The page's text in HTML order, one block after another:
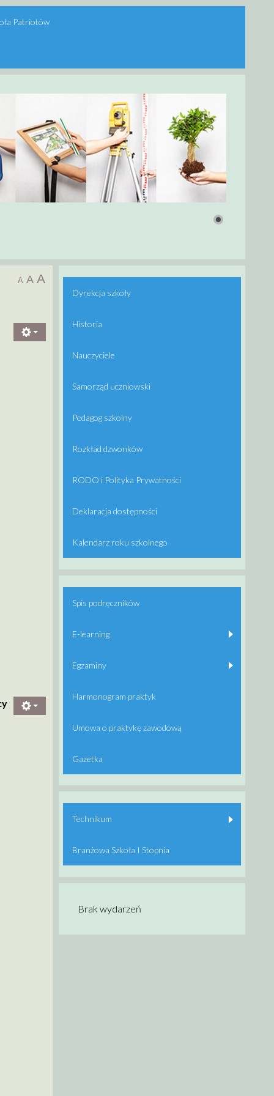
Patriotów
A A A
Dyrekcja szkoły
Historia
Nauczyciele
Samorząd uczniowski
Pedagog szkolny
Rozkład dzwonków
RODO i Polityka Prywatności
Deklaracja dostępności
Kalendarz roku szkolnego
Spis podręczników
E-learning
Egzaminy
Harmonogram praktyk
Umowa o praktykę zawodową
Gazetka
Technikum
Branżowa Szkoła I Stopnia
Brak wydarzeń